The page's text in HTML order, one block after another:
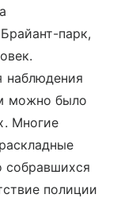
парк,
наблюдения
можно было
Многие
собравшихся
полиции